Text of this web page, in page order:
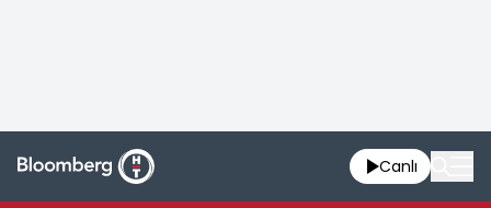
Canlı